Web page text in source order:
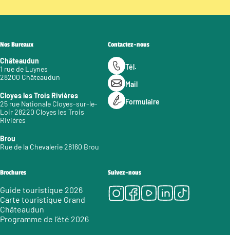
Nos Bureaux
Châteaudun
1 rue de Luynes
28200 Châteaudun
Cloyes les Trois Rivières
25 rue Nationale Cloyes-sur-le-
Loir 28220 Cloyes les Trois
Rivières
Brou
Rue de la Chevalerie 28160 Brou
Contactez-nous
Tél.
Mail
Formulaire
Brochures
Guide touristique 2026
Carte touristique Grand
Châteaudun
Programme de l’été 2026
Suivez-nous
Instagram
Facebook
Youtube
LinkedIn
Tiktok